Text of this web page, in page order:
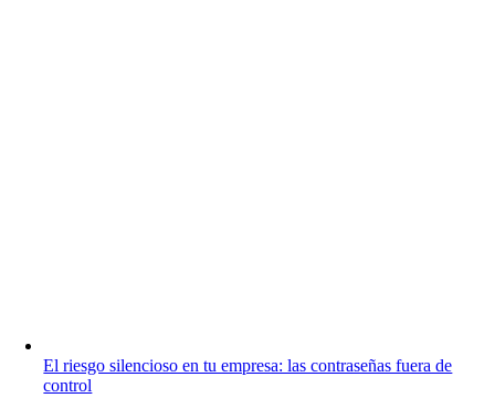
El riesgo silencioso en tu empresa: las contraseñas fuera de
control